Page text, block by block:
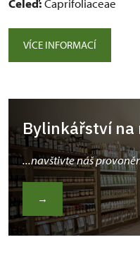
Čeleď:Caprifoliaceae
VÍCE INFORMACÍ
Bylinkářství na
...navštivte náš
→